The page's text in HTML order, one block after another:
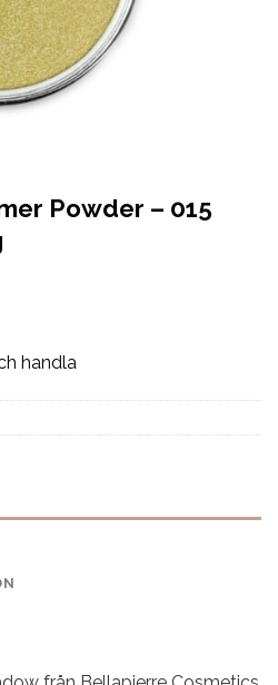
Powder – 015
handla